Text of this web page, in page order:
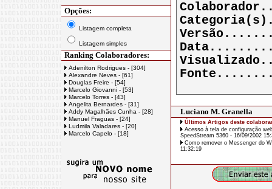
Opções:
Listagem completa
Listagem simples
Ranking Colaboradores:
Adenilton Rodrigues - [304]
Alexandre Neves - [61]
Douglas Freire - [54]
Marcelo Giovanni - [53]
Marcelo Torres - [43]
Angelita Bernardes - [31]
Addy Magalhães Cunha - [28]
Manuel Fraguas - [24]
Ludmila Valadares - [20]
Marcelo Capelo - [18]
Luciano M. Granella
Últimos Artigos deste
Acesso à tela de configuração
SpeedStream 5360 - 16/09/2002
Como remover o Messenger do
11:32:19